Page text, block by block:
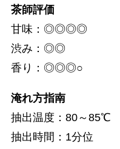
茶師評価
甘味：◎◎◎◎
渋み：◎◎
香り：◎◎◎○
淹れ方指南
抽出温度：80～85℃
抽出時間：1分位